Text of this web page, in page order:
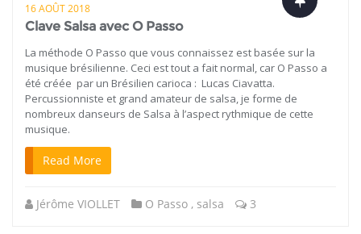
16 AOÛT 2018
Clave Salsa avec O Passo
La méthode O Passo que vous connaissez est basée sur la
musique brésilienne. Ceci est tout a fait normal, car O Passo a
été créée par un Brésilien carioca : Lucas Ciavatta.
Percussionniste et grand amateur de salsa, je forme de
nombreux danseurs de Salsa à l’aspect rythmique de cette
musique.
Read More
Jérôme VIOLLET O Passo , salsa 3